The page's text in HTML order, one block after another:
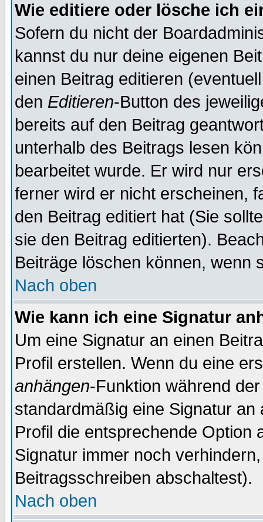
Wie editiere oder lösche ich
Sofern du nicht der
kannst du nur deine eigenen
einen Beitrag editieren
den Editieren-Button des
bereits auf den Beitrag
unterhalb des Beitrags lesen
bearbeitet wurde. Er wird nur
ferner wird er nicht erscheinen,
den Beitrag editiert hat (Sie
sie den Beitrag editierten).
Beiträge löschen können, wenn
Nach oben
Wie kann ich eine Signatur
Um eine Signatur an einen
Profil erstellen. Wenn du eine
anhängen-Funktion während
standardmäßig eine Signatur
Profil die entsprechende Option
Signatur immer noch
Beitragsschreiben abschaltest).
Nach oben